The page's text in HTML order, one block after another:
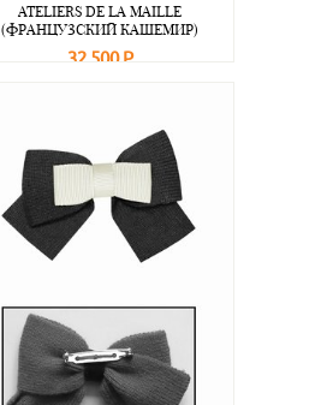
ATELIERS DE LA MAILLE
(ФРАНЦУЗСКИЙ КАШЕМИР)
32 500 Р